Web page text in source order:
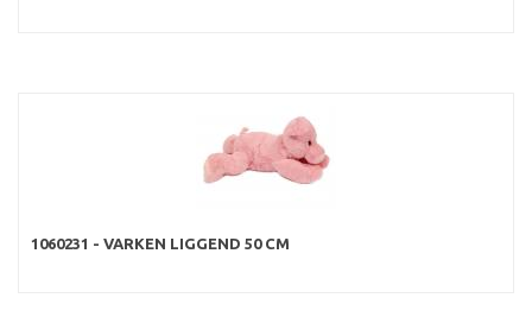
1060231 - VARKEN LIGGEND 50 CM